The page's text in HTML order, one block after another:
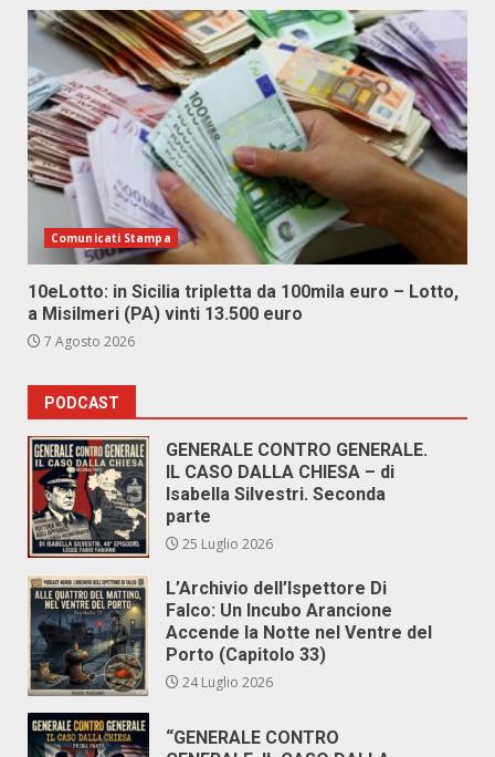
Comunicati Stampa
10eLotto: in Sicilia tripletta da 100mila euro – Lotto,
a Misilmeri (PA) vinti 13.500 euro
7 Agosto 2026
PODCAST
GENERALE CONTRO GENERALE.
IL CASO DALLA CHIESA – di
Isabella Silvestri. Seconda
parte
25 Luglio 2026
L’Archivio dell’Ispettore Di
Falco: Un Incubo Arancione
Accende la Notte nel Ventre del
Porto (Capitolo 33)
24 Luglio 2026
“GENERALE CONTRO